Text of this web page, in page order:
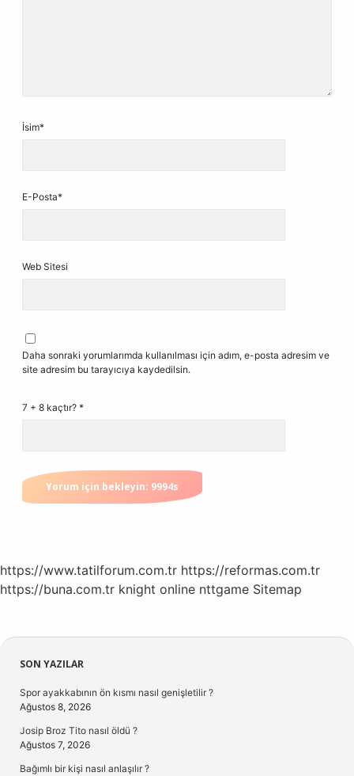
İsim*
E-Posta*
Web Sitesi
Daha sonraki yorumlarımda kullanılması için adım, e-posta adresim ve
site adresim bu tarayıcıya kaydedilsin.
7 + 8 kaçtır? *
https://www.tatilforum.com.tr https://reformas.com.tr
https://buna.com.tr knight online nttgame Sitemap
Sidebar
SON YAZILAR
Spor ayakkabının ön kısmı nasıl genişletilir ?
Ağustos 8, 2026
Josip Broz Tito nasıl öldü ?
Ağustos 7, 2026
Bağımlı bir kişi nasıl anlaşılır ?